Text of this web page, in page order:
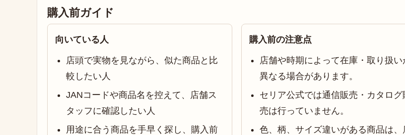
購入前ガイド
向いている人
店頭で実物を見ながら、似た商品と比
較したい人
JANコードや商品名を控えて、店舗ス
タッフに確認したい人
用途に合う商品を手早く探し、購入前
購入前の注意点
店舗や時期によって在庫・取り扱い
異なる場合があります。
セリア公式では通信販売・カタログ
売は行っていません。
色、柄、サイズ違いがある商品は、